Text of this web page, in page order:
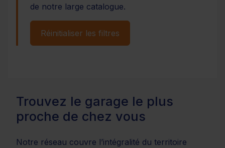
de notre large catalogue.
Réinitialiser les filtres
Trouvez le garage le plus
proche de chez vous
Notre réseau couvre l’intégralité du territoire